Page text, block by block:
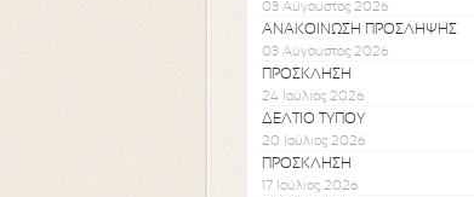
03 Αύγουστος 2026
ΑΝΑΚΟΙΝΩΣΗ ΠΡΟΣΛΗΨΗΣ
03 Αύγουστος 2026
ΠΡΟΣΚΛΗΣΗ
24 Ιούλιος 2026
ΔΕΛΤΙΟ ΤΥΠΟΥ
20 Ιούλιος 2026
ΠΡΟΣΚΛΗΣΗ
17 Ιούλιος 2026